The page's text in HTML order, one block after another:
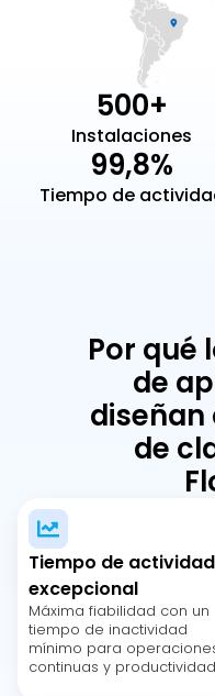
500+
Instalaciones
99,8%
Tiempo de
Por qué
de
de
Tiempo de actividad
excepcional
Máxima fiabilidad con un
tiempo de inactividad
mínimo para
continuas y